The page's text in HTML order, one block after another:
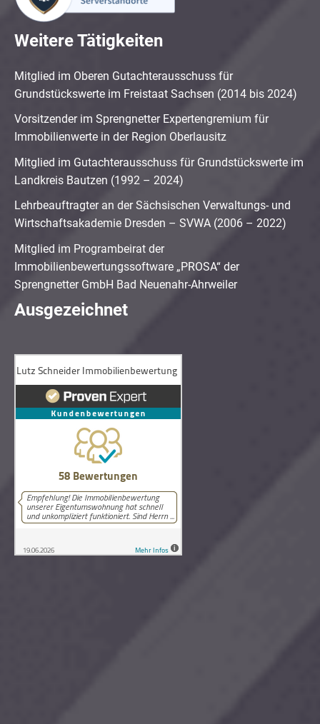
Weitere Tätigkeiten
Mitglied im Oberen Gutachterausschuss für
Grundstückswerte im Freistaat Sachsen (2014 bis 2024)
Vorsitzender im Sprengnetter Expertengremium für
Immobilienwerte in der Region Oberlausitz
Mitglied im Gutachterausschuss für Grundstückswerte im
Landkreis Bautzen (1992 – 2024)
Lehrbeauftragter an der Sächsischen Verwaltungs- und
Wirtschaftsakademie Dresden – SVWA (2006 – 2022)
Mitglied im Programbeirat der
Immobilienbewertungssoftware „PROSA“ der
Sprengnetter GmbH Bad Neuenahr-Ahrweiler
Ausgezeichnet